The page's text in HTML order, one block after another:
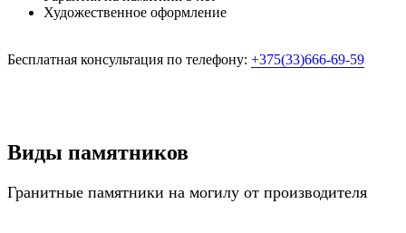
Художественное оформление
Бесплатная консультация по телефону: +375(33)666-69-59
Виды памятников
Гранитные памятники на могилу от производителя